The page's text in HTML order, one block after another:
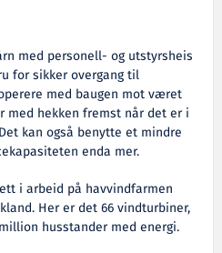
med personell- og utstyrsheis
for sikker overgang til
med baugen mot været
med hekken fremst når det er i
kan også benytte et mindre
enda mer.
i arbeid på havvindfarmen
Her er det 66 vindturbiner,
husstander med energi.